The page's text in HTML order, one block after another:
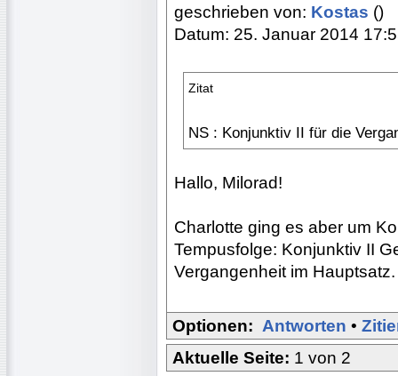
geschrieben von: Kostas ()
Datum: 25. Januar 2014
Zitat
NS : Konjunktiv II für die
Hallo, Milorad!
Charlotte ging es aber um
Tempusfolge: Konjunktiv II
Vergangenheit im Hauptsatz.
Optionen: Antworten •
Aktuelle Seite: 1 von 2